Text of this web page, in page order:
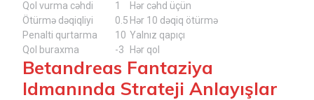
Qol vurma cəhdi
1
Hər cəhd üçün
Ötürmə dəqiqliyi
0.5 Hər 10 dəqiq ötürmə
Penalti qurtarma
10 Yalnız qapıçı
Qol buraxma
-3 Hər qol
Betandreas Fantaziya
Idmanında Strateji Anlayışlar